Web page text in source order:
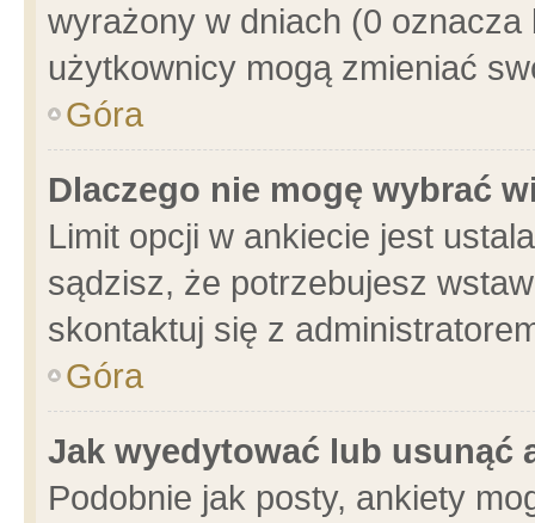
wyrażony w dniach (0
użytkownicy mogą zmieniać
Góra
Dlaczego nie mogę wybrać
Limit opcji w ankiecie jest
sądzisz, że potrzebujesz
skontaktuj się z
Góra
Jak wyedytować lub usunąć
Podobnie jak posty, ankiety